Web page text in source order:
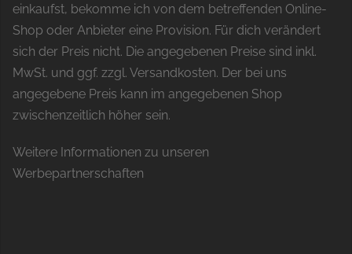
einkaufst, bekomme ich von dem betreffenden Online-
Shop oder Anbieter eine Provision. Für dich verändert
sich der Preis nicht. Die angegebenen Preise sind inkl.
MwSt. und ggf. zzgl. Versandkosten. Der bei uns
angegebene Preis kann im angegebenen Shop
zwischenzeitlich höher sein.
Weitere Informationen zu unseren
Werbepartnerschaften